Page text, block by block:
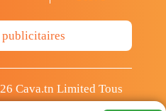
publicitaires
Cava.tn Limited Tous